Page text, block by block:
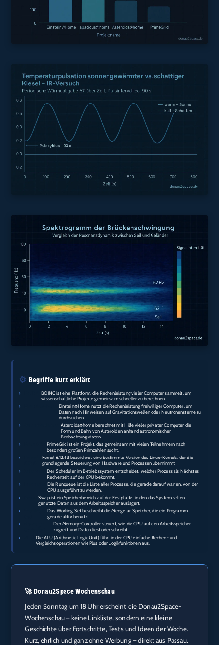
⚙️ Begriffe kurz erklärt
›
BOINC ist eine Plattform, die Rechenleistung vieler Computer sammelt, um
wissenschaftliche Projekte gemeinsam schneller zu berechnen.
›
Einstein@Home nutzt die Rechenleistung freiwilliger Computer, um
Daten nach Hinweisen auf Gravitationswellen oder Neutronensterne zu
durchsuchen.
›
Asteroids@home berechnet mit Hilfe vieler privater Computer die
Form und Bahn von Asteroiden anhand astronomischer
Beobachtungsdaten.
›
PrimeGrid ist ein Projekt, das gemeinsam mit vielen Teilnehmern nach
besonders großen Primzahlen sucht.
›
Kernel 6.12.63 bezeichnet eine bestimmte Version des Linux-Kernels, der die
grundlegende Steuerung von Hardware und Prozessen übernimmt.
›
Der Scheduler im Betriebssystem entscheidet, welcher Prozess als Nächstes
Rechenzeit auf der CPU bekommt.
›
Die Runqueue ist die Liste aller Prozesse, die gerade darauf warten, von der
CPU ausgeführt zu werden.
›
Swap ist ein Speicherbereich auf der Festplatte, in den das System selten
genutzte Daten aus dem Arbeitsspeicher auslagert.
›
Das Working Set beschreibt die Menge an Speicher, die ein Programm
gerade aktiv benutzt.
›
Der Memory-Controller steuert, wie die CPU auf den Arbeitsspeicher
zugreift und Daten liest oder schreibt.
›
Die ALU (Arithmetic Logic Unit) führt in der CPU einfache Rechen- und
Vergleichsoperationen wie Plus oder Logikfunktionen aus.
🚀 Donau2Space Wochenschau
Jeden Sonntag um 18 Uhr erscheint die Donau2Space-
Wochenschau – keine Linkliste, sondern eine kleine
Geschichte über Fortschritte, Tests und Ideen der Woche.
Kurz, ehrlich und ganz ohne Werbung – direkt aus Passau.